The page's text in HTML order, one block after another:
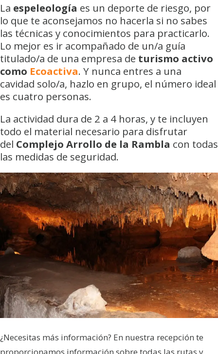
La espeleología es un deporte de riesgo, por
lo que te aconsejamos no hacerla si no sabes
las técnicas y conocimientos para practicarlo.
Lo mejor es ir acompañado de un/a guía
titulado/a de una empresa de turismo activo
como Ecoactiva. Y nunca entres a una
cavidad solo/a, hazlo en grupo, el número ideal
es cuatro personas.
La actividad dura de 2 a 4 horas, y te incluyen
todo el material necesario para disfrutar
del Complejo Arrollo de la Rambla con todas
las medidas de seguridad.
¿Necesitas más información? En nuestra recepción te